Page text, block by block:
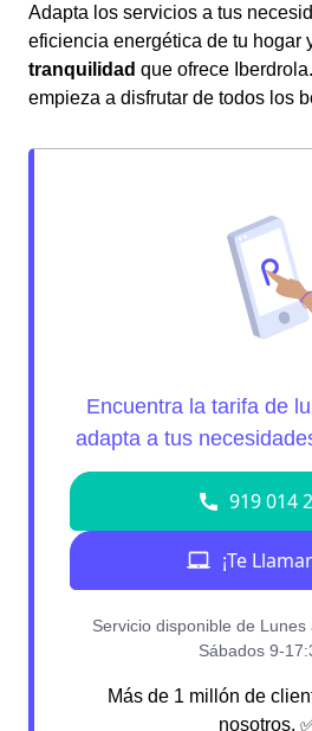
Adapta los servicios a tus
eficiencia energética de tu hogar
tranquilidad que ofrece
empieza a disfrutar de todos los
Más de 1 millón de
nosotros.